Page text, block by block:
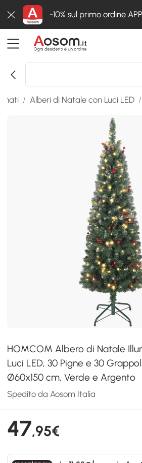
-10% sul primo ordine APP
/ Alberi di Natale con Luci LED /
HOMCOM Albero di Natale
Luci LED, 30 Pigne e 30
Ø60x150 cm, Verde e Argento
Spedito da Aosom Italia
47,95€